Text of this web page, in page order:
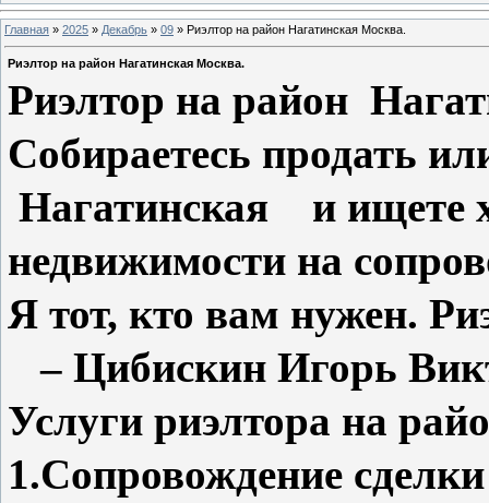
Главная » 2025 » Декабрь » 09 » Риэлтор на район Нагатинская Москва.
Риэлтор на район Нагатинская Москва.
Риэлтор на район
Собираетесь продать
Нагатинская и ищете
недвижимости на
Я тот, кто вам нужен.
– Цибискин Игорь
Услуги риэлтора на
1.Сопровождение